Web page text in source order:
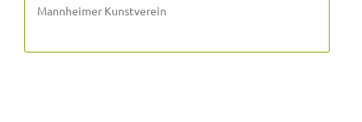
Mannheimer Kunstverein